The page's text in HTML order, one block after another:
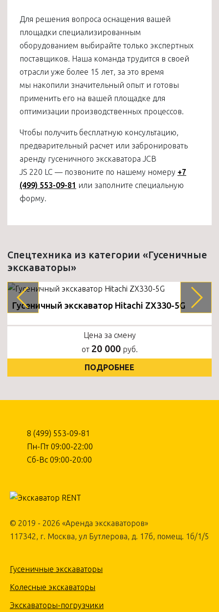
Для решения вопроса оснащения вашей
площадки специализированным
оборудованием выбирайте только экспертных
поставщиков. Наша команда трудится в своей
отрасли уже более 15 лет, за это время
мы накопили значительный опыт и готовы
применить его на вашей площадке для
оптимизации производственных процессов.
Чтобы получить бесплатную консультацию,
предварительный расчет или забронировать
аренду гусеничного экскаватора JCB
JS 220 LC — позвоните по нашему номеру +7
(499) 553-09-81 или заполните специальную
форму.
Спецтехника из категории «Гусеничные
экскаваторы»
Гусеничный экскаватор Hitachi ZX330-5G
Цена за смену
от 20 000руб.
ПОДРОБНЕЕ
8 (499) 553-09-81
Пн-Пт 09:00-22:00
Сб-Вс 09:00-20:00
Гусеничные экскаваторы
Колесные экскаваторы
Экскаваторы-погрузчики
© 2019 - 2026 «Аренда экскаваторов»
117342, г. Москва, ул Бутлерова, д. 17б, помещ. 1б/1/5